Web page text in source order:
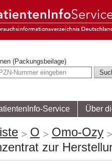
Gebrauchsinformationen (Packungsbeilage)
Service Über
O
Omo-Ozy
zur